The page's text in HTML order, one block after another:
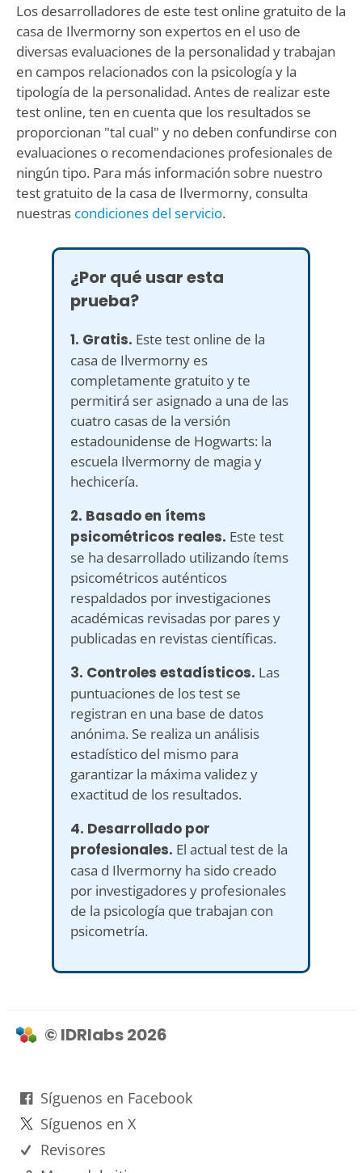
Los desarrolladores de este test online gratuito de la
casa de Ilvermorny son expertos en el uso de
diversas evaluaciones de la personalidad y trabajan
en campos relacionados con la psicología y la
tipología de la personalidad. Antes de realizar este
test online, ten en cuenta que los resultados se
proporcionan "tal cual" y no deben confundirse con
evaluaciones o recomendaciones profesionales de
ningún tipo. Para más información sobre nuestro
test gratuito de la casa de Ilvermorny, consulta
nuestras condiciones del servicio.
¿Por qué usar esta
prueba?
1. Gratis. Este test online de la
casa de Ilvermorny es
completamente gratuito y te
permitirá ser asignado a una de las
cuatro casas de la versión
estadounidense de Hogwarts: la
escuela Ilvermorny de magia y
hechicería.
2. Basado en ítems
psicométricos reales. Este test
se ha desarrollado utilizando ítems
psicométricos auténticos
respaldados por investigaciones
académicas revisadas por pares y
publicadas en revistas científicas.
3. Controles estadísticos. Las
puntuaciones de los test se
registran en una base de datos
anónima. Se realiza un análisis
estadístico del mismo para
garantizar la máxima validez y
exactitud de los resultados.
4. Desarrollado por
profesionales. El actual test de la
casa d Ilvermorny ha sido creado
por investigadores y profesionales
de la psicología que trabajan con
psicometría.
© IDRlabs 2026
Síguenos en Facebook
Síguenos en X
Revisores